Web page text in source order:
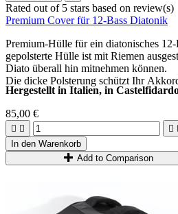
Rated out of 5 stars based on review(s)
Premium Cover für 12-Bass Diatonik
Premium-Hülle für ein diatonisches
gepolsterte Hülle ist mit Riemen
Diato überall hin mitnehmen können.
Die dicke Polsterung schützt Ihr
Hergestellt in Italien, in
85,00 €
  
In den Warenkorb
Add to Comparison